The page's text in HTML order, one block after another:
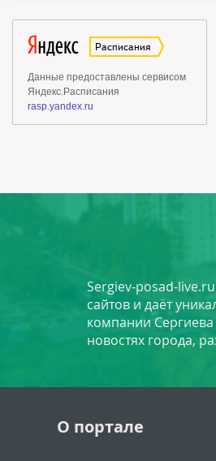
Sergiev-posad-
сайтов и даёт
компании
новостях города,
О портале